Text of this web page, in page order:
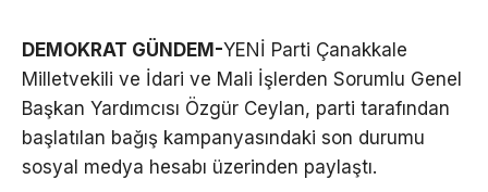
DEMOKRAT GÜNDEM-YENİ Parti Çanakkale
Milletvekili ve İdari ve Mali İşlerden Sorumlu Genel
Başkan Yardımcısı Özgür Ceylan, parti tarafından
başlatılan bağış kampanyasındaki son durumu
sosyal medya hesabı üzerinden paylaştı.